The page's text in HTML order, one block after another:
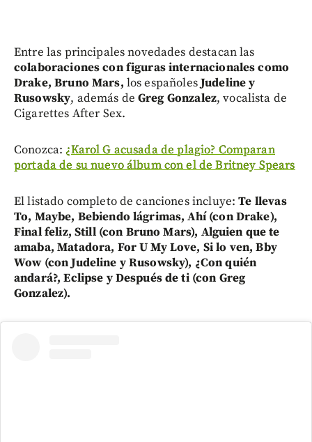
Entre las principales novedades destacan las
colaboraciones con figuras internacionales como
Drake, Bruno Mars, los españolesJudeline y
Rusowsky, además de Greg Gonzalez, vocalista de
Cigarettes After Sex.
Conozca: ¿Karol G acusada de plagio? Comparan
portada de su nuevo álbum con el de Britney Spears
El listado completo de canciones incluye:Te llevas
To, Maybe, Bebiendo lágrimas, Ahí (con Drake),
Final feliz, Still (con Bruno Mars), Alguien que te
amaba, Matadora, For U My Love, Si lo ven, Bby
Wow (con Judeline y Rusowsky), ¿Con quién
andará?, Eclipse y Después de ti (con Greg
Gonzalez).